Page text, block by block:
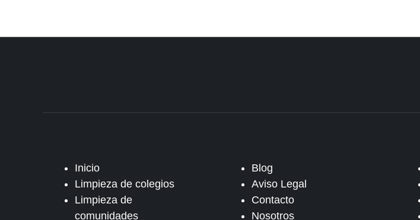
Inicio
Limpieza de colegios
Limpieza de
comunidades
Blog
Aviso Legal
Contacto
Nosotros